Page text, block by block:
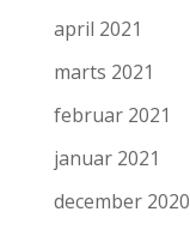
april 2021
marts 2021
februar 2021
januar 2021
december 2020